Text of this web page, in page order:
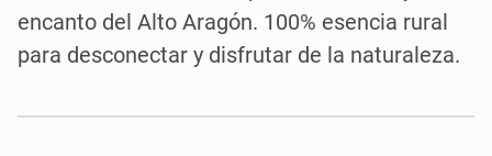
encanto del Alto Aragón. 100% esencia rural
para desconectar y disfrutar de la naturaleza.